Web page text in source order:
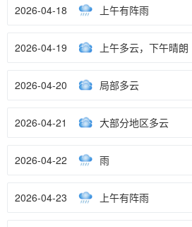
2026-04-18 上午有阵雨
2026-04-19 上午多云，下午晴朗
2026-04-20 局部多云
2026-04-21 大部分地区多云
2026-04-22 雨
2026-04-23 上午有阵雨